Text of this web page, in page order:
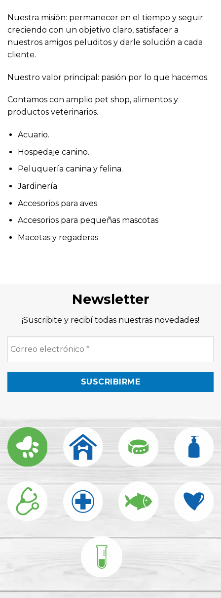
Nuestra misión: permanecer en el tiempo y seguir
creciendo con un objetivo claro, satisfacer a
nuestros amigos peluditos y darle solución a cada
cliente.
Nuestro valor principal: pasión por lo que hacemos.
Contamos con amplio pet shop, alimentos y
productos veterinarios.
Acuario.
Hospedaje canino.
Peluquería canina y felina.
Jardinería
Accesorios para aves
Accesorios para pequeñas mascotas
Macetas y regaderas
Newsletter
¡Suscribite y recibí todas nuestras novedades!